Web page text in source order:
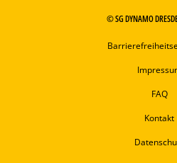
© SG DYNAMO
FAQ
Kontakt